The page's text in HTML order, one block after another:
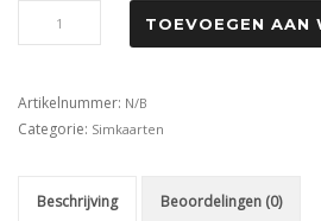
TOEVOEGEN AAN
Artikelnummer: N/B
Categorie: Simkaarten
Beschrijving Beoordelingen (0)